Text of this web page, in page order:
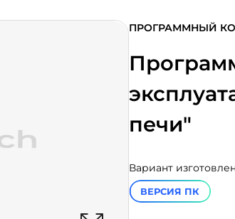
ПРОГРАММНЫЙ
печи"
Вариант
ВЕРСИЯ ПК